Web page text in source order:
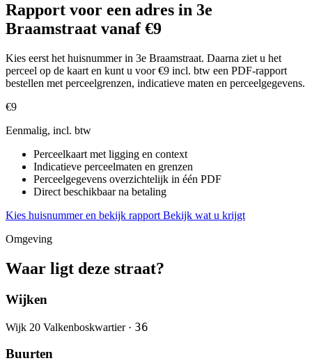
Rapport voor een adres in 3e
Braamstraat vanaf €9
Kies eerst het huisnummer in 3e Braamstraat. Daarna ziet u het
perceel op de kaart en kunt u voor €9 incl. btw een PDF-rapport
bestellen met perceelgrenzen, indicatieve maten en perceelgegevens.
€9
Eenmalig, incl. btw
Perceelkaart met ligging en context
Indicatieve perceelmaten en grenzen
Perceelgegevens overzichtelijk in één PDF
Direct beschikbaar na betaling
Kies huisnummer en bekijk rapport Bekijk wat u krijgt
Omgeving
Waar ligt deze straat?
Wijken
Wijk 20 Valkenboskwartier · 36
Buurten